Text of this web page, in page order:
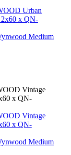
Medium
Medium